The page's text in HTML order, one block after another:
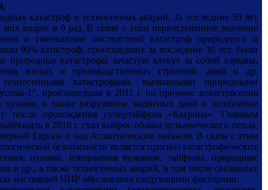
катастроф и техногенных аварий. За последние 50 лет
возрос в 9 раз. В связи с этим первостепенное значение
и уменьшение последствий катастроф природного и
90% катастроф, происшедших за последние 30 лет, были
катастрофы зачастую влекут за собой взрывы,
жилых и производственных строений, дамб и др.
катастрофами, вызванными природными
1", произошедшая в 2011 г. по причине землетрясения
а также разрушение защитных дамб и затопление
прохождения супертайфуна «Катрина». Главным
в 2010 г. стал выброс облака вулканического пепла,
Европе и над Атлантическим океаном. В связи с этим
безопасности является прогноз катастрофических
цунами, извержения вулканов, тайфуны, природные
и др., а также техногенных аварий, в том числе связанных
настоящей НИР обусловлена следующими факторами: